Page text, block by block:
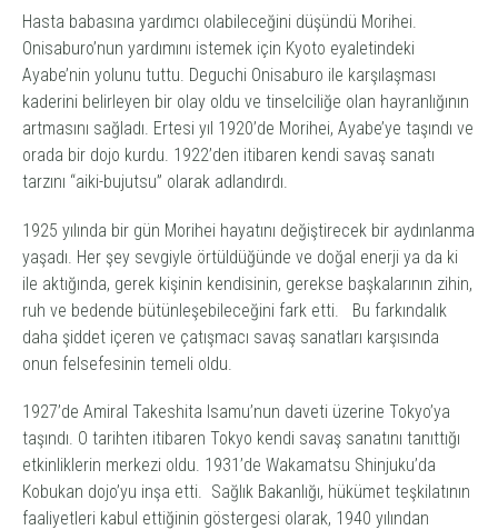
Hasta babasına yardımcı olabileceğini düşündü Morihei.
Onisaburo’nun yardımını istemek için Kyoto eyaletindeki
Ayabe’nin yolunu tuttu. Deguchi Onisaburo ile karşılaşması
kaderini belirleyen bir olay oldu ve tinselciliğe olan hayranlığının
artmasını sağladı. Ertesi yıl 1920’de Morihei, Ayabe’ye taşındı ve
orada bir dojo kurdu. 1922’den itibaren kendi savaş sanatı
tarzını “aiki-bujutsu” olarak adlandırdı.
1925 yılında bir gün Morihei hayatını değiştirecek bir aydınlanma
yaşadı. Her şey sevgiyle örtüldüğünde ve doğal enerji ya da ki
ile aktığında, gerek kişinin kendisinin, gerekse başkalarının zihin,
ruh ve bedende bütünleşebileceğini fark etti. Bu farkındalık
daha şiddet içeren ve çatışmacı savaş sanatları karşısında
onun felsefesinin temeli oldu.
1927’de Amiral Takeshita Isamu’nun daveti üzerine Tokyo’ya
taşındı. O tarihten itibaren Tokyo kendi savaş sanatını tanıttığı
etkinliklerin merkezi oldu. 1931’de Wakamatsu Shinjuku’da
Kobukan dojo’yu inşa etti. Sağlık Bakanlığı, hükümet teşkilatının
faaliyetleri kabul ettiğinin göstergesi olarak, 1940 yılından